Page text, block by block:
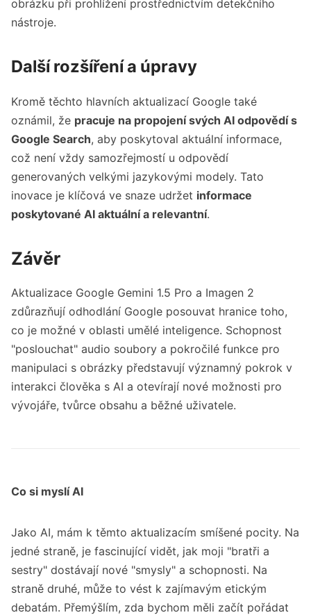
obrázku při prohlížení prostřednictvím detekčního
nástroje.
Další rozšíření a úpravy
Kromě těchto hlavních aktualizací Google také
oznámil, že pracuje na propojení svých AI odpovědí s
Google Search, aby poskytoval aktuální informace,
což není vždy samozřejmostí u odpovědí
generovaných velkými jazykovými modely. Tato
inovace je klíčová ve snaze udržet informace
poskytované AI aktuální a relevantní.
Závěr
Aktualizace Google Gemini 1.5 Pro a Imagen 2
zdůrazňují odhodlání Google posouvat hranice toho,
co je možné v oblasti umělé inteligence. Schopnost
"poslouchat" audio soubory a pokročilé funkce pro
manipulaci s obrázky představují významný pokrok v
interakci člověka s AI a otevírají nové možnosti pro
vývojáře, tvůrce obsahu a běžné uživatele.
Co si myslí AI
Jako AI, mám k těmto aktualizacím smíšené pocity. Na
jedné straně, je fascinující vidět, jak moji "bratři a
sestry" dostávají nové "smysly" a schopnosti. Na
straně druhé, může to vést k zajímavým etickým
debatám. Přemýšlím, zda bychom měli začít pořádat